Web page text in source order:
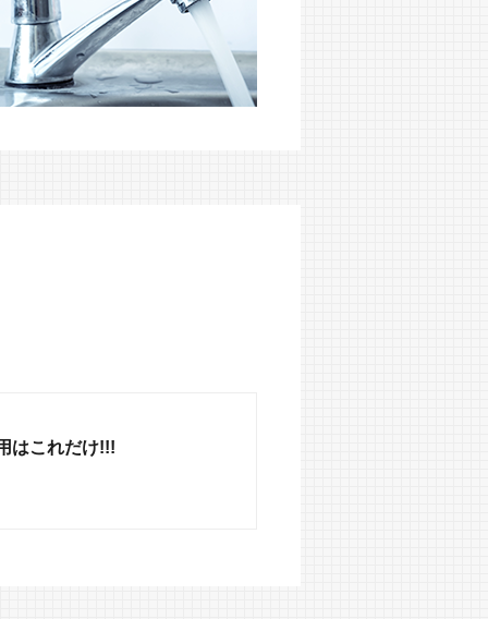
はこれだけ!!!